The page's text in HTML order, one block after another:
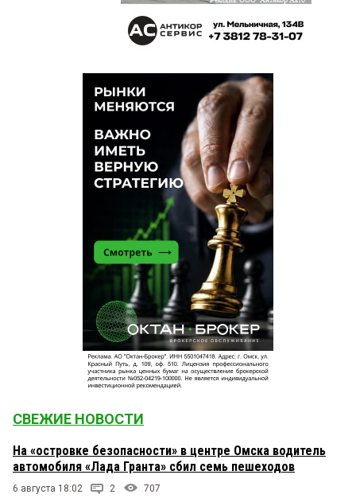
СВЕЖИЕ НОВОСТИ
На «островке безопасности» в центре Омска водитель
автомобиля «Лада Гранта» сбил семь пешеходов
6 августа 18:02 2 707